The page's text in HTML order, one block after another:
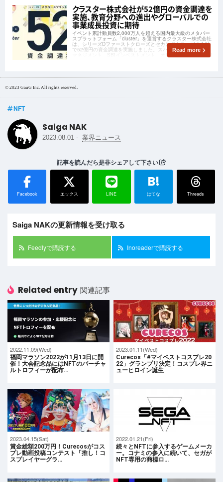
クラスター株式会社が52億円の資金調達を
実施、教育分野への進出やグローバルでの
事業成長投資に期待
イベント累計動員数2,000万人を超える国内最大級のメタバー
スプラットフォーム「cluster」を運営するクラスター株式会社
は、シリーズDファーストクローズとセカンドクローズの合計
で52億円の資金調達を実施しました。スパークス・アセット・
マネジメント、SBIインベストメント、オリックスと他4社が引
Read more
© 2023 GauG Inc. All rights reserved.
NFT
Saiga NAK
2023.08.01 - 業界ニュース
記事を読んだら是非シェアして下さい
Facebook エックス LINE
B!
はてな Threads
Saiga NAKの更新情報を受け取る
Feedlyで購読する Inoreaderで購読する
Related entry 関連記事
2022.11.09(Wed)
福岡マラソン2022が11月13日に開
催！大会記念品にはNFTのバーチャ
ルトロフィーが配布…
2023.01.11(Wed)
Curecos「#マイベストコスプレ20
22」グランプリ決定！コスプレ界ニ
ューヒロイン誕生
2023.04.15(Sat)
賞金総額200万円！Curecosがコス
プレ動画投稿コンテスト「推し！コ
スプレイヤーグラ…
2022.01.21(Fri)
続々とNFTに参入するゲームメーカ
ー。コナミの参入に続いて、セガが
NFT専用の商標ロ…